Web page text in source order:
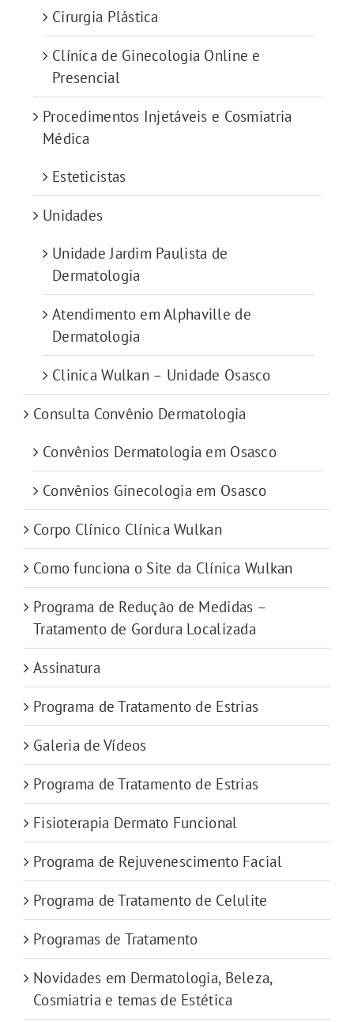
Cirurgia Plástica
Clínica de Ginecologia Online e
Presencial
Procedimentos Injetáveis e Cosmiatria
Médica
Esteticistas
Unidades
Unidade Jardim Paulista de
Dermatologia
Atendimento em Alphaville de
Dermatologia
Clinica Wulkan – Unidade Osasco
Consulta Convênio Dermatologia
Convênios Dermatologia em Osasco
Convênios Ginecologia em Osasco
Corpo Clínico Clínica Wulkan
Como funciona o Site da Clínica Wulkan
Programa de Redução de Medidas –
Tratamento de Gordura Localizada
Assinatura
Programa de Tratamento de Estrias
Galeria de Vídeos
Programa de Tratamento de Estrias
Fisioterapia Dermato Funcional
Programa de Rejuvenescimento Facial
Programa de Tratamento de Celulite
Programas de Tratamento
Novidades em Dermatologia, Beleza,
Cosmiatria e temas de Estética